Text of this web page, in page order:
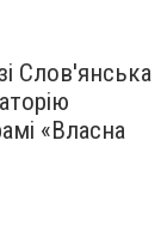
Слов'янська
«Власна